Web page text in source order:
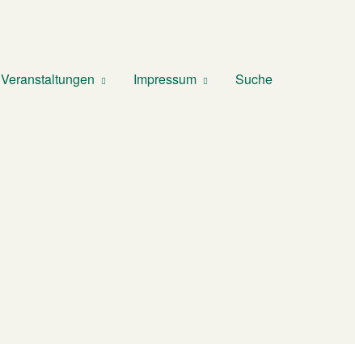
Veranstaltungen Impressum Suche